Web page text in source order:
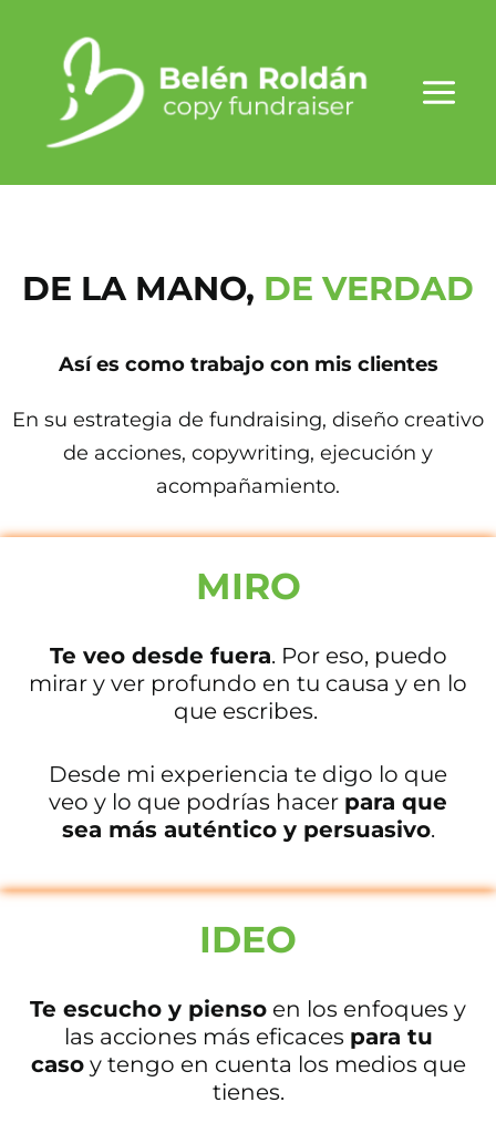
contenido
DE LA MANO, DE VERDAD
Asíes como trabajo con mis clientes
En su estrategia de fundraising, diseño creativo
de acciones, copywriting, ejecución y
acompañamiento.
MIRO
Te veo desde fuera. Por eso, puedo
mirar y ver profundo en tu causa y en lo
que escribes.
Desde mi experiencia te digo lo que
veo y lo que podrías hacer para que
sea más auténtico y persuasivo.
IDEO
Te escucho y pienso en los enfoques y
las acciones más eficaces para tu
casoy tengo en cuenta los medios que
tienes.